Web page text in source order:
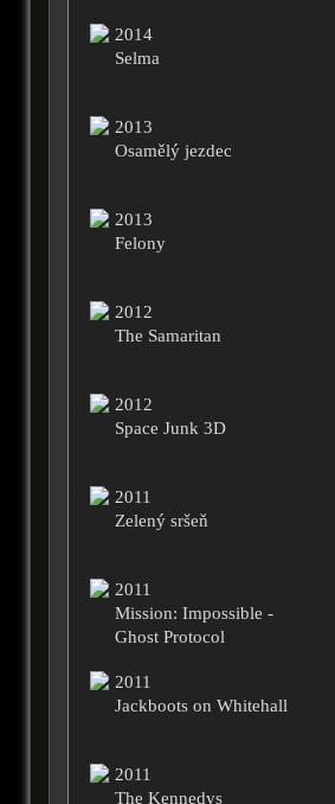
2014
Selma
2013
Osamělý jezdec
2013
Felony
2012
The Samaritan
2012
Space Junk 3D
2011
Zelený sršeň
2011
Mission: Impossible -
Ghost Protocol
2011
Jackboots on Whitehall
2011
The Kennedys